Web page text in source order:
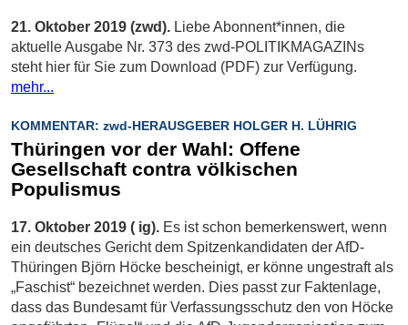
21. Oktober 2019 (zwd). Liebe Abonnent*innen, die
aktuelle Ausgabe Nr. 373 des zwd-POLITIKMAGAZINs
steht hier für Sie zum Download (PDF) zur Verfügung.
mehr...
KOMMENTAR: zwd-HERAUSGEBER HOLGER H. LÜHRIG
Thüringen vor der Wahl: Offene
Gesellschaft contra völkischen
Populismus
17. Oktober 2019 ( ig). Es ist schon bemerkenswert, wenn
ein deutsches Gericht dem Spitzenkandidaten der AfD-
Thüringen Björn Höcke bescheinigt, er könne ungestraft als
„Faschist“ bezeichnet werden. Dies passt zur Faktenlage,
dass das Bundesamt für Verfassungsschutz den von Höcke